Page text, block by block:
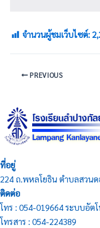
จำนวนผู้ชมเว็บไซต์:
PREVIOUS
ที่อยู่
224 ถ.พหลโยธิน ตำบลสวนด
ติดต่อ
โทร : 054-019664 ระบบอัต
โทรสาร : 054-224389